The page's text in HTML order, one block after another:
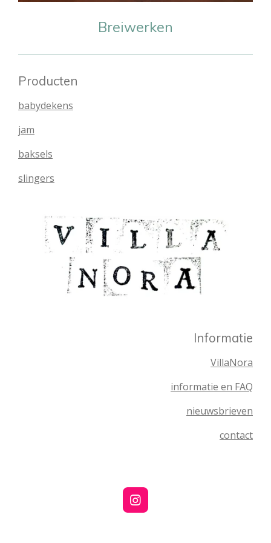
Breiwerken
Producten
babydekens
jam
baksels
slingers
Informatie
VillaNora
informatie en FAQ
nieuwsbrieven
contact
I
n